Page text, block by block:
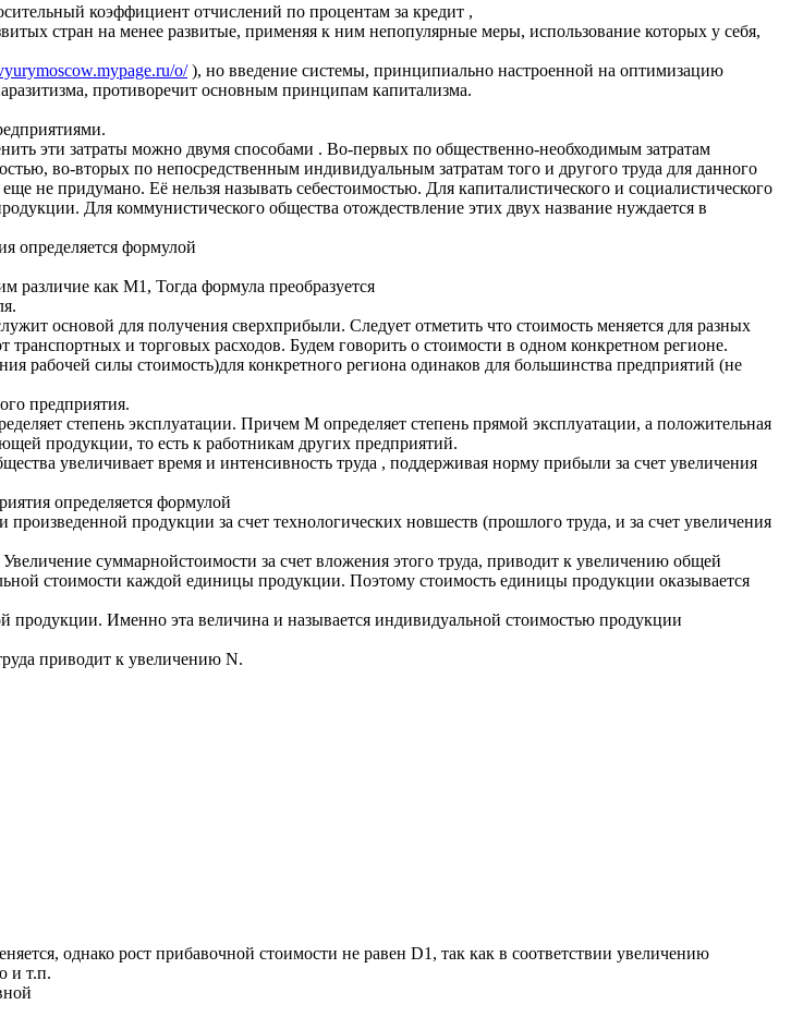
коэффициент отчислений по процентам за кредит ,
стран на менее развитые, применяя к ним непопулярные меры, использование которых у себя,
o/), но введение системы, принципиально настроенной на оптимизацию
противоречит основным принципам капитализма.
эти затраты можно двумя способами . Во-первых по общественно-необходимым затратам
во-вторых по непосредственным индивидуальным затратам того и другого труда для данного
не придумано. Её нельзя называть себестоимостью. Для капиталистического и социалистического
Для коммунистического общества отождествление этих двух название нуждается в
определяется формулой
как М1, Тогда формула преобразуется
основой для получения сверхприбыли. Следует отметить что стоимость меняется для разных
транспортных и торговых расходов. Будем говорить о стоимости в одном конкретном регионе.
рабочей силы стоимость)для конкретного региона одинаков для большинства предприятий (не
предприятия.
степень эксплуатации. Причем М определяет степень прямой эксплуатации, а положительная
продукции, то есть к работникам других предприятий.
увеличивает время и интенсивность труда , поддерживая норму прибыли за счет увеличения
определяется формулой
продукции за счет технологических новшеств (прошлого труда, и за счет увеличения
суммарнойстоимости за счет вложения этого труда, приводит к увеличению общей
стоимости каждой единицы продукции. Поэтому стоимость единицы продукции оказывается
Именно эта величина и называется индивидуальной стоимостью продукции
приводит к увеличению N.
однако рост прибавочной стоимости не равен D1, так как в соответствии увеличению
и т.п.